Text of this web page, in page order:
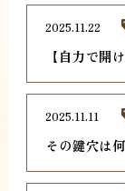
【自力で開
2025.11.22
その鍵穴は
2025.11.11